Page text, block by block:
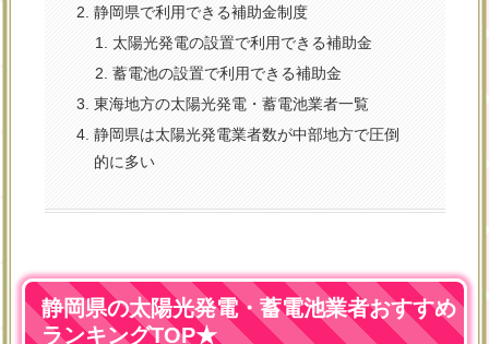
静岡県で利用できる補助金制度
太陽光発電の設置で利用できる補助金
蓄電池の設置で利用できる補助金
東海地方の太陽光発電・蓄電池業者一覧
静岡県は太陽光発電業者数が中部地方で圧倒
的に多い
静岡県の太陽光発電・蓄電池業者おすすめ
ランキングTOP★